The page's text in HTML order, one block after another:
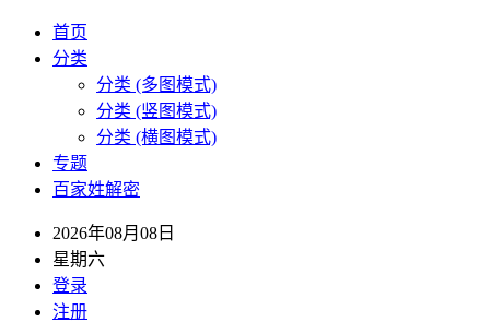
首页
分类
分类 (多图模式)
分类 (竖图模式)
分类 (横图模式)
专题
百家姓解密
2026年08月08日
星期六
登录
注册